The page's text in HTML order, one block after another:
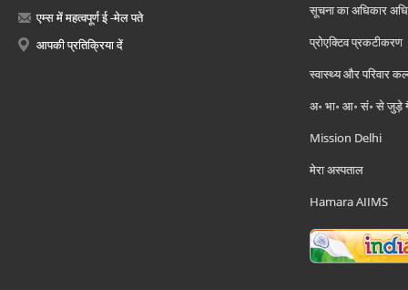
एम्स में महत्वपूर्ण ई -मेल पते
आपकी प्रतिक्रिया दें
सूचना का अधिकार
प्रोएक्टिव प्रकटीकरण
स्वास्थ्य और परिवार
अ॰ भा॰ आ॰ सं॰ से जुड़े
Mission Delhi
मेरा अस्पताल
Hamara AIIMS